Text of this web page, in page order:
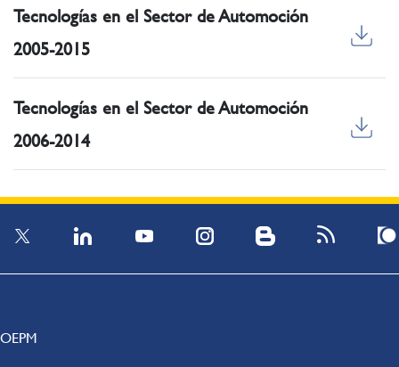
Tecnologías en el Sector de Automoción
2005-2015
Tecnologías en el Sector de Automoción
2006-2014
OEPM